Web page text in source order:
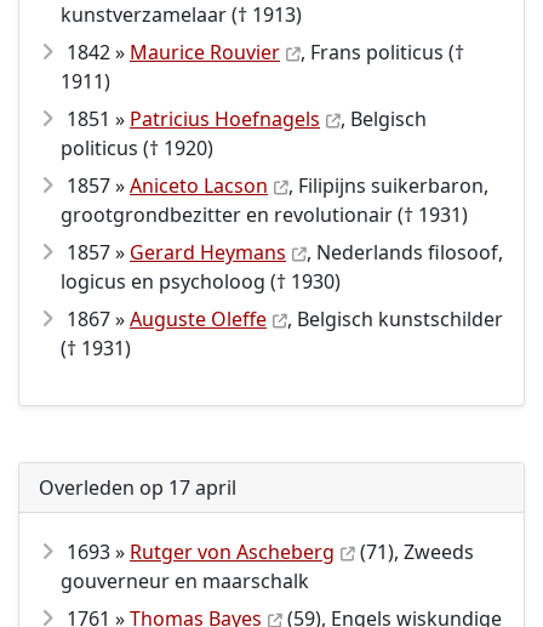
kunstverzamelaar († 1913)
1842 » Maurice Rouvier
, Frans politicus (†
1911)
1851 » Patricius Hoefnagels
, Belgisch
politicus († 1920)
1857 »Aniceto Lacson
, Filipijns suikerbaron,
grootgrondbezitter en revolutionair († 1931)
1857 » Gerard Heymans
, Nederlands filosoof,
logicus en psycholoog († 1930)
1867 »Auguste Oleffe
, Belgisch kunstschilder
(† 1931)
Overleden op 17 april
1693 » Rutger von Ascheberg
(71), Zweeds
gouverneur en maarschalk
1761 »Thomas Bayes (59), Engels wiskundige